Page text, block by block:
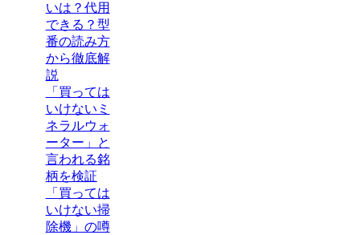
いは？代用
できる？型
番の読み方
から徹底解
説
「買っては
いけないミ
ネラルウォ
ーター」と
言われる銘
柄を検証
「買っては
いけない掃
除機」の噂